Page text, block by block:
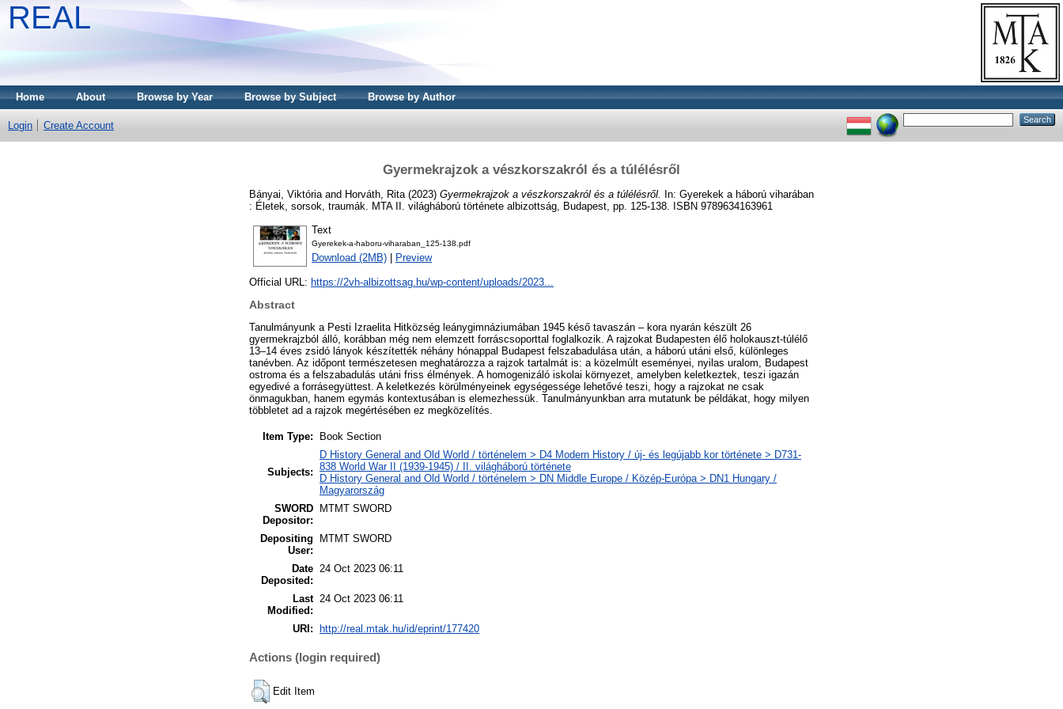
REAL
Home About Browse by Year Browse by Subject Browse by Author
Login Create Account
Gyermekrajzok a vészkorszakról és a túlélésről
Bányai, Viktória and Horváth, Rita (2023) Gyermekrajzok a vészkorszakról és a túlélésről. In: Gyerekek a háború viharában
: Életek, sorsok, traumák. MTA II. világháború története albizottság, Budapest, pp. 125-138. ISBN 9789634163961
Text
Gyerekek-a-haboru-viharaban_125-138.pdf
Download (2MB) Preview
Official URL: https://2vh-albizottsag.hu/wp-content/uploads/2023...
Abstract
Tanulmányunk a Pesti Izraelita Hitközség leánygimnáziumában 1945 késő tavaszán – kora nyarán készült 26
gyermekrajzból álló, korábban még nem elemzett forráscsoporttal foglalkozik. A rajzokat Budapesten élő holokauszt-túlélő
13–14 éves zsidó lányok készítették néhány hónappal Budapest felszabadulása után, a háború utáni első, különleges
tanévben. Az időpont természetesen meghatározza a rajzok tartalmát is: a közelmúlt eseményei, nyilas uralom, Budapest
ostroma és a felszabadulás utáni friss élmények. A homogenizáló iskolai környezet, amelyben keletkeztek, teszi igazán
egyedivé a forrásegyüttest. A keletkezés körülményeinek egységessége lehetővé teszi, hogy a rajzokat ne csak
önmagukban, hanem egymás kontextusában is elemezhessük. Tanulmányunkban arra mutatunk be példákat, hogy milyen
többletet ad a rajzok megértésében ez megközelítés.
Item Type: Book Section
Subjects:
D History General and Old World / történelem > D4 Modern History / új- és legújabb kor története > D731-
838 World War II (1939-1945) / II. világháború története
D History General and Old World / történelem > DN Middle Europe / Közép-Európa > DN1 Hungary /
Magyarország
SWORD
Depositor:
MTMT SWORD
Depositing
User:
MTMT SWORD
Date
Deposited:
24 Oct 2023 06:11
Last
Modified:
24 Oct 2023 06:11
URI: http://real.mtak.hu/id/eprint/177420
Actions (login required)
Edit Item